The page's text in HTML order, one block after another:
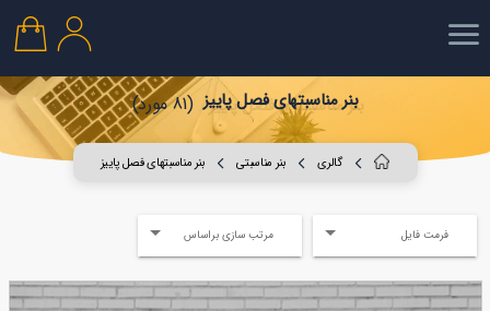
بنر مناسبتهای فصل پاییز (81 مورد)
گالری بنر مناسبتی بنر مناسبتهای فصل پاییز
فرمت فایل مرتب سازی براساس